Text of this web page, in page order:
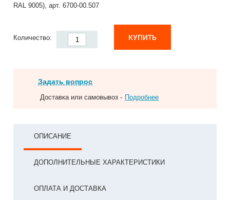
RAL 9005), арт. 6700-00.507
Количество: КУПИТЬ
Задать вопрос
Доставка или самовывоз - Подробнее
ОПИСАНИЕ
ДОПОЛНИТЕЛЬНЫЕ ХАРАКТЕРИСТИКИ
ОПЛАТА И ДОСТАВКА